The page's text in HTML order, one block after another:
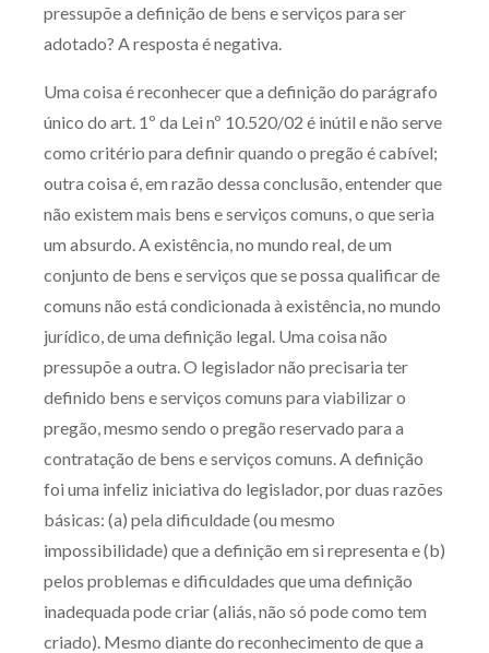
Capacitação
Zênite Online
Eventos presenciais
Zênite in Company
Diferenciais
Receba por RSS
Av. Sete de Setembro, 4698
Batel Curitiba/PR CEP80240-000
Telefone (41) 2109-8666
Whatsapp (41) 98881-6616
pressupõe a definição de bens e serviços para ser
adotado? A resposta é negativa.
Uma coisa é reconhecer que a definição do parágrafo
único do art. 1º da Lei nº 10.520/02 é inútil e não serve
como critério para definir quando o pregão é cabível;
outra coisa é, em razão dessa conclusão, entender que
não existem mais bens e serviços comuns, o que seria
um absurdo. A existência, no mundo real, de um
conjunto de bens e serviços que se possa qualificar de
comuns não está condicionada à existência, no mundo
jurídico, de uma definição legal. Uma coisa não
pressupõe a outra. O legislador não precisaria ter
definido bens e serviços comuns para viabilizar o
pregão, mesmo sendo o pregão reservado para a
contratação de bens e serviços comuns. A definição
foi uma infeliz iniciativa do legislador, por duas razões
básicas: (a) pela dificuldade (ou mesmo
impossibilidade) que a definição em si representa e (b)
pelos problemas e dificuldades que uma definição
inadequada pode criar (aliás, não só pode como tem
criado). Mesmo diante do reconhecimento de que a